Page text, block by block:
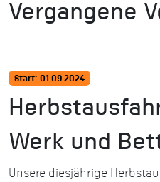
Vergangene
Start: 01.09.2024
Werk und
Unsere diesjährige